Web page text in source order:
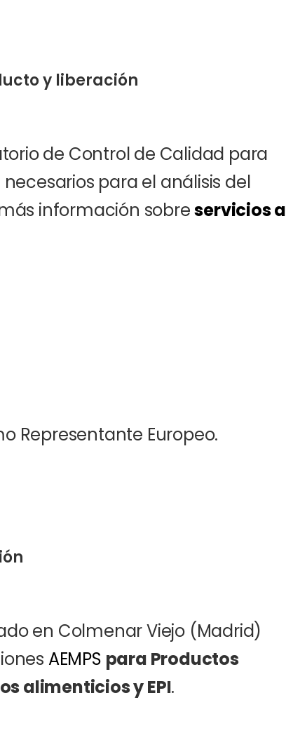
y liberación
de Control de Calidad para
para el análisis del
información sobreservicios a
Representante Europeo.
en Colmenar Viejo (Madrid)
AEMPS para Productos
alimenticios y EPI.